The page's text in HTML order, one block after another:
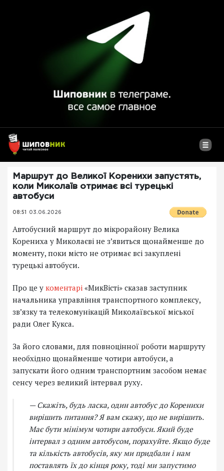
Маршрут до Великої Коренихи запустять,
коли Миколаїв отримає всі турецькі
автобуси
08:51 03.06.2026
Автобусний маршрут до мікрорайону Велика
Корениха у Миколаєві не з’явиться щонайменше до
моменту, поки місто не отримає всі закуплені
турецькі автобуси.
Про це у коментарі «МикВісті» сказав заступник
начальника управління транспортного комплексу,
зв’язку та телекомунікацій Миколаївської міської
ради Олег Кукса.
За його словами, для повноцінної роботи маршруту
необхідно щонайменше чотири автобуси, а
запускати його одним транспортним засобом немає
сенсу через великий інтервал руху.
— Скажіть, будь ласка, один автобус до Коренихи
вирішить питання? Я вам скажу, що не вирішить.
Має бути мінімум чотири автобуси. Який буде
інтервал з одним автобусом, порахуйте. Якщо буде
та кількість автобусів, яку ми придбали і нам
поставлять їх до кінця року, тоді ми запустимо